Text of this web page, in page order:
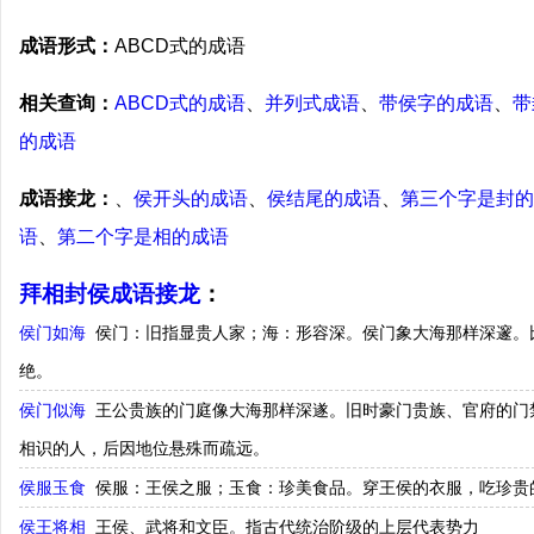
成语形式： ABCD式的成语
相关查询： ABCD式的成语 并列式成语 带侯字的成语
的成语
成语接龙： 侯开头的成语 侯结尾的成语
第三个字是封
语
第二个字是相的成语
拜相封侯成语接龙：
侯门如海 侯门：旧指显贵人家；海：形容深。侯门象大海那样深邃
绝。
侯门似海 王公贵族的门庭像大海那样深遂。旧时豪门贵族、官府的
相识的人，后因地位悬殊而疏远。
侯服玉食 侯服：王侯之服；玉食：珍美食品。穿王侯的衣服，吃珍
侯王将相 王侯、武将和文臣。指古代统治阶级的上层代表势力